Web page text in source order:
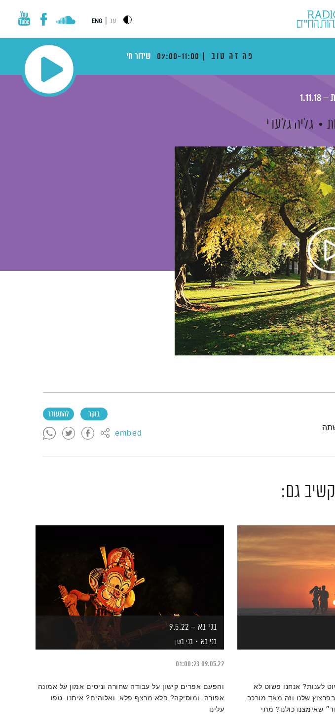
עב ENG
פה זה טוב 09:00-11:00 שידור חי
גליה גלעדי
בוקר להתעורר
embed
גם:
לענות? אנחנו פשוט לא
שלנו וזה מאד מורכב.
שאימצנו כולנו? מתי
בני בא – 9.5.22
בני בא בני בשן
09.05.22
01:00:23
והפעם אפרים קישון על עבודה שחורה וניסים אמון על אמונה
אפורה. ומוסיקה? פלא מרצף פלא. ואלוהים? איתנו. טפו
עלינו